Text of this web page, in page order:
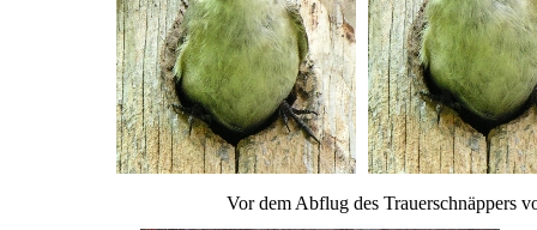
Vor dem Abflug des Trauerschnäppers